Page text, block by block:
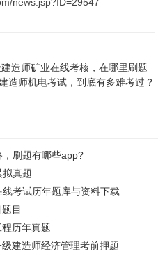
造师矿业在线考核，在哪里刷题
造师机电考试，到底有多难考过？
刷题有哪些app?
真题
考试历年题库与资料下载
目
历年真题
建造师经济管理考前押题